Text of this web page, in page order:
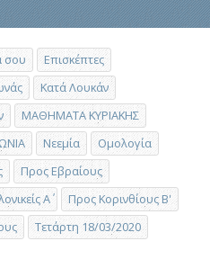
σου
Επισκέπτες
Κατά Λουκάν
ΜΑΘΗΜΑΤΑ ΚΥΡΙΑΚΗΣ
Νεεμία
Ομολογία
Προς Εβραίους
Α΄
Προς Κορινθίους Β'
Τετάρτη 18/03/2020